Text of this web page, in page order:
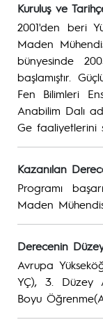
Kuruluş ve
2001'den beri
Maden
bünyesinde
başlamıştır.
Fen Bilimleri
Anabilim Dalı
Ge faaliyetlerini
Kazanılan
Programı
Maden
Derecenin
Avrupa
YÇ), 3. Düzey
Boyu